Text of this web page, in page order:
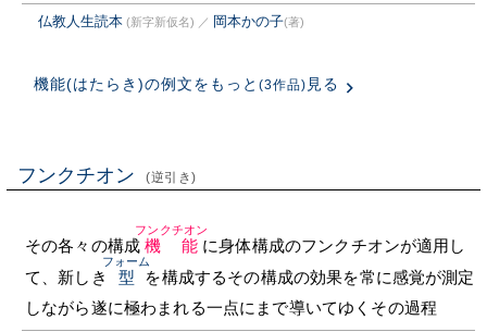
仏教人生読本 (新字新仮名) ／ 岡本かの子(著)
機能(はたらき)の例文をもっと (3作品) 見る
フンクチオン (逆引き)
その各々の構成 機能
フンクチオン
に身体構成のフンクチオンが適用し
て、新しき
型
フォーム
を構成するその構成の効果を常に感覚が測定
しながら遂に極わまれる一点にまで導いてゆくその過程